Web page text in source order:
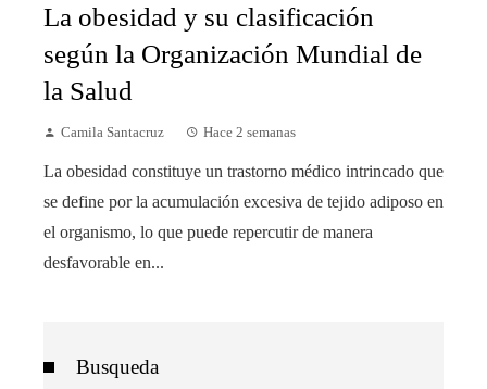
La obesidad y su clasificación
según la Organización Mundial de
la Salud
Camila Santacruz Hace 2 semanas
La obesidad constituye un trastorno médico intrincado que
se define por la acumulación excesiva de tejido adiposo en
el organismo, lo que puede repercutir de manera
desfavorable en...
Busqueda